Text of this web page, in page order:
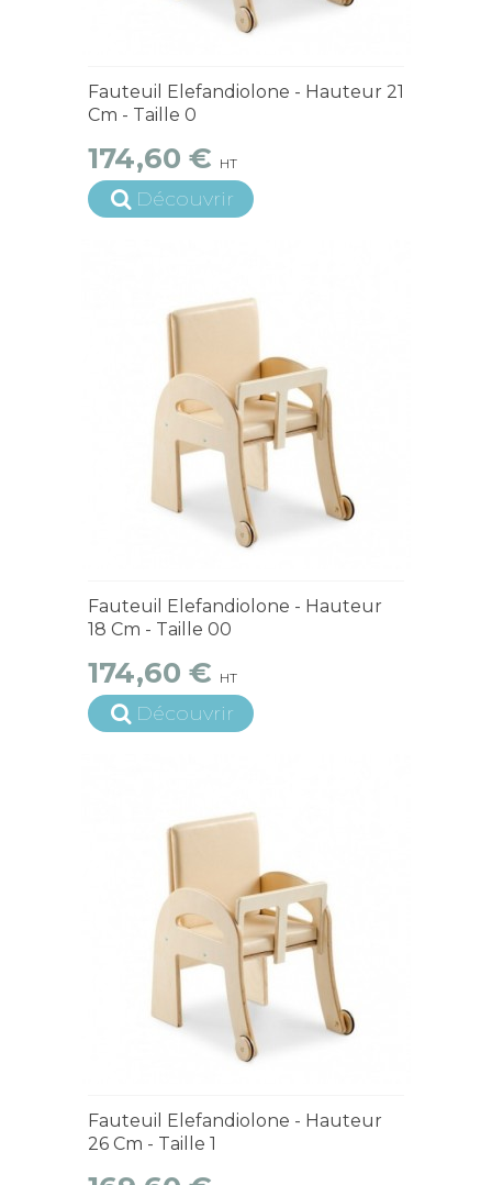
Fauteuil Elefandiolone - Hauteur 21
Cm - Taille 0
174,60 € HT
Découvrir
Fauteuil Elefandiolone - Hauteur
18 Cm - Taille 00
174,60 € HT
Découvrir
Fauteuil Elefandiolone - Hauteur
26 Cm - Taille 1